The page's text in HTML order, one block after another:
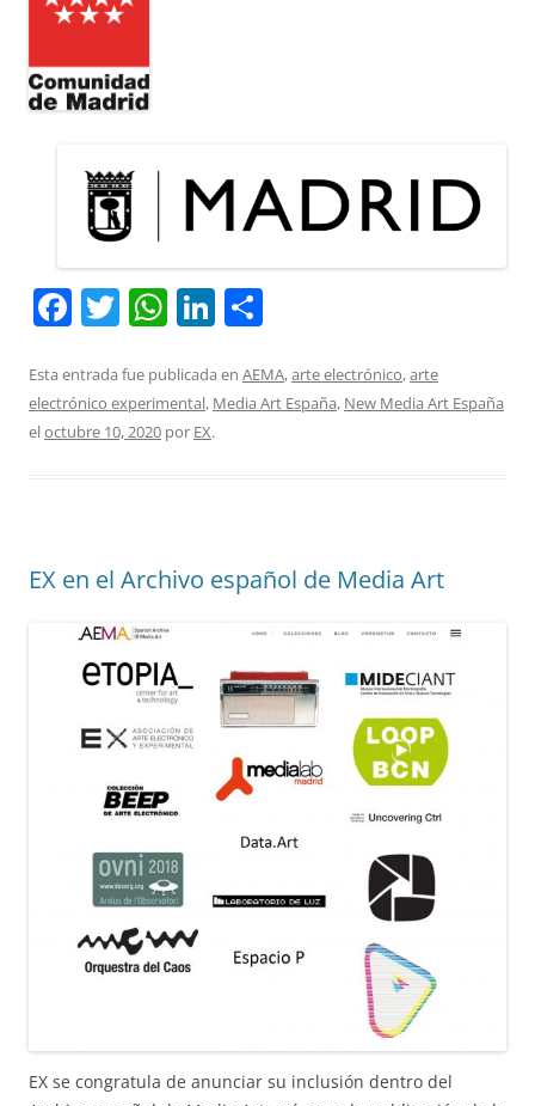
F
c
e
k
T
itt
er
W
at
s
Li
k
e
m
p
Esta entrada fue publicada en AEMA,arte electrónico,arte
electrónico experimental, Media Art España, New Media Art España
eloctubre 10, 2020 por EX.
EX en el Archivo español de Media Art
EX se congratula de anunciar su inclusión dentro del